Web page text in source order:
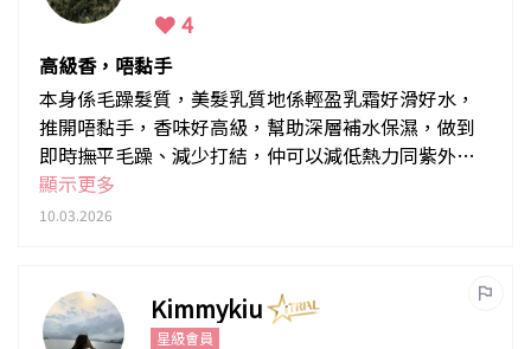
4
高級香，唔黏手
本身係毛躁髮質，美髮乳質地係輕盈乳霜好滑好水，
推開唔黏手，香味好高級，幫助深層補水保濕，做到
即時撫平毛躁、減少打結，仲可以減低熱力同紫外線
防護。
顯示更多
10.03.2026
Kimmykiu
星級會員